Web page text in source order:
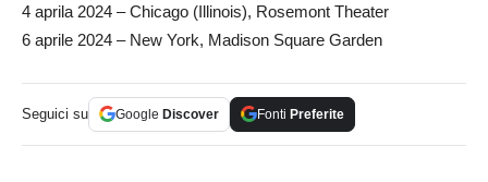
4 aprila 2024 – Chicago (Illinois), Rosemont Theater
6 aprile 2024 – New York, Madison Square Garden
Seguici su Google Discover Fonti Preferite